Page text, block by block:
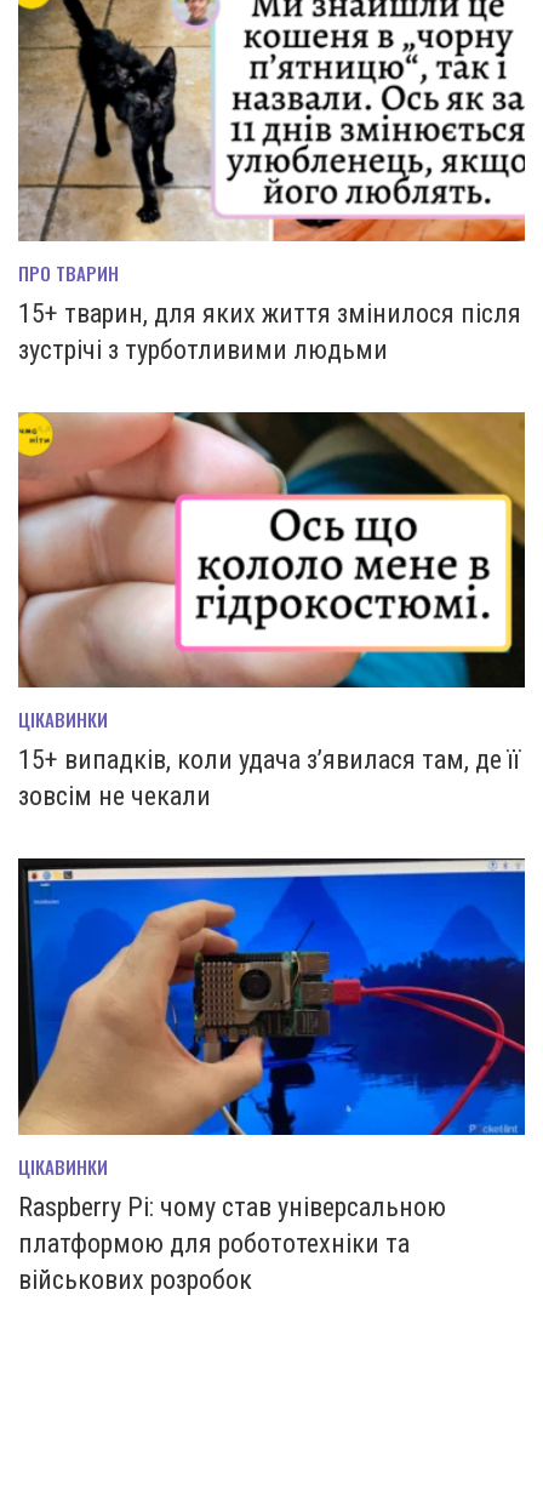
ПРО ТВАРИН
15+ тварин, для яких життя змінилося після
зустрічі з турботливими людьми
ЦІКАВИНКИ
15+ випадків, коли удача з’явилася там, де її
зовсім не чекали
ЦІКАВИНКИ
Raspberry Pi: чому став універсальною
платформою для робототехніки та
військових розробок